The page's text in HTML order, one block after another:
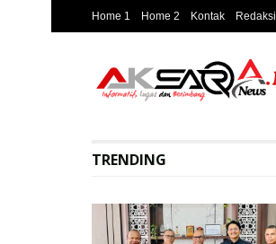
Home 1 Home 2 Kontak Redaksi
TRENDING